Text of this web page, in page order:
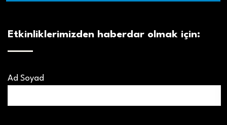
Etkinliklerimizden haberdar olmak için:
Ad Soyad